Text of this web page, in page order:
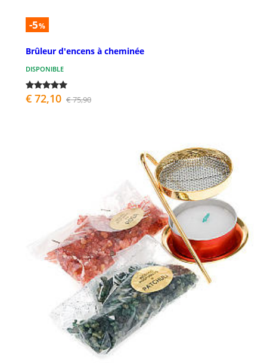
-5%
Brûleur d'encens à cheminée
DISPONIBLE
€ 72,10 € 75,90